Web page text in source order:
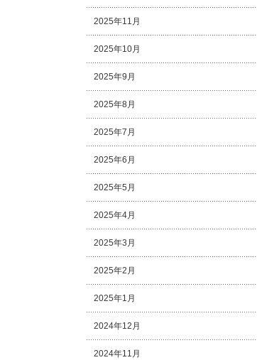
2025年11月
2025年10月
2025年9月
2025年8月
2025年7月
2025年6月
2025年5月
2025年4月
2025年3月
2025年2月
2025年1月
2024年12月
2024年11月